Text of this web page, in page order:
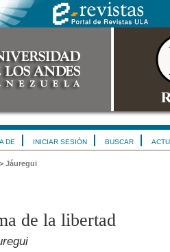
DE INICIAR SESIÓN BUSCAR
> Jáuregui
de la libertad